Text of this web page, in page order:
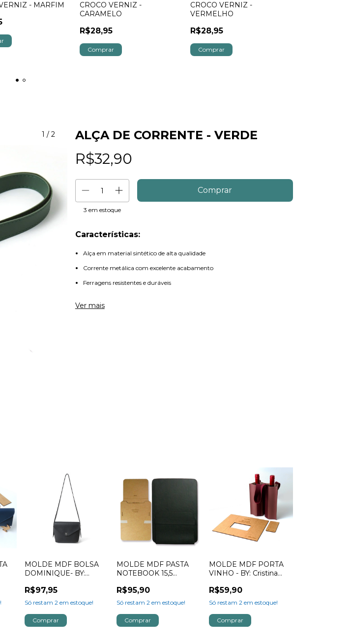
- MARFIM
CROCO VERNIZ -
CARAMELO
R$28,95
CROCO VERNIZ -
VERMELHO
R$28,95
1 / 2 ALÇA DE CORRENTE - VERDE
R$32,90
3 em estoque
Características:
Alça em material sintético de alta qualidade
Corrente metálica com excelente acabamento
Ferragens resistentes e duráveis
Ver mais
MOLDE MDF BOLSA
DOMINIQUE- BY:
R$97,95
Só restam 2 em estoque!
MOLDE MDF PASTA
NOTEBOOK 15,5
Cristina Borge
R$95,90
Só restam2 em estoque!
MOLDE MDF PORTA
VINHO - BY: Cristina
R$59,90
Só restam 2 em estoque!